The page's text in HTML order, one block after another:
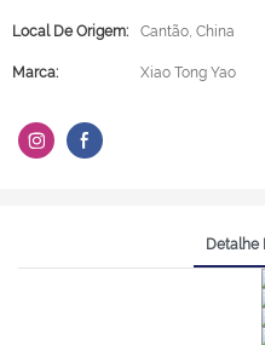
Local De Origem: Cantão, China
Marca: Xiao Tong Yao
Detalhe